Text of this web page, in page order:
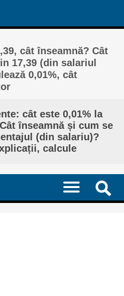
cât înseamnă? Cât
17,39 (din salariul
0,01%, cât
cât este 0,01% la
înseamnă și cum se
(din salariu)?
calcule